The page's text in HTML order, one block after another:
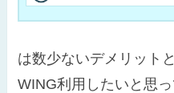
は数少ないデメリット
WING利用したいと思